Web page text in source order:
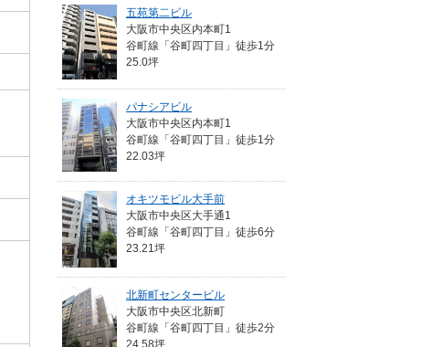
五苑第二ビル
大阪市中央区内本町1
谷町線「谷町四丁目」徒歩1分
25.0坪
パナシアビル
大阪市中央区内本町1
谷町線「谷町四丁目」徒歩1分
22.03坪
オキツモビル大手前
大阪市中央区大手通1
谷町線「谷町四丁目」徒歩6分
23.21坪
北新町センタービル
大阪市中央区北新町
谷町線「谷町四丁目」徒歩2分